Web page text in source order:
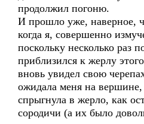
продолжил погоню.
И прошло уже, наверное,
когда я, совершенно
поскольку несколько раз
приблизился к жерлу
вновь увидел свою
ожидала меня на вершине,
спрыгнула в жерло, как
сородичи (а их было